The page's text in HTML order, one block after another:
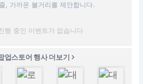
, 가까운 볼거리를 제안합니다.
행 중인 이벤트가 없습니다
업스토어 행사 더보기